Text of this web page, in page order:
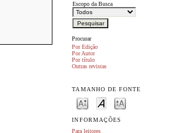
Escopo da Busca
Procurar
Por Edição
Por Autor
Por título
Outras revistas
TAMANHO DE FONTE
INFORMAÇÕES
Para leitores